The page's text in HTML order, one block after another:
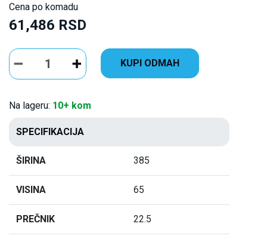
Cena po komadu
61,486 RSD
KUPI ODMAH
Na lageru: 10+ kom
SPECIFIKACIJA
ŠIRINA 385
VISINA 65
PREČNIK 22.5